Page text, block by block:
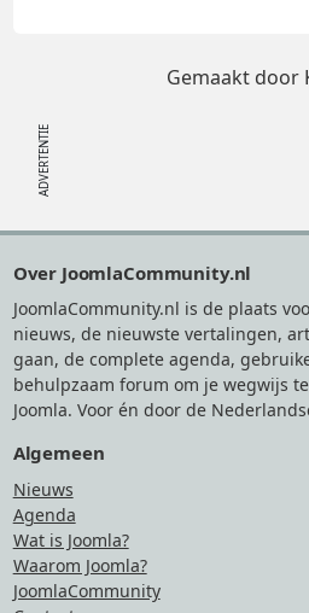
Gemaakt door
Over JoomlaCommunity.nl
JoomlaCommunity.nl is de plaats
nieuws, de nieuwste vertalingen,
gaan, de complete agenda,
behulpzaam forum om je wegwijs
Joomla. Voor én door de
Algemeen
Nieuws
Agenda
Wat is Joomla?
Waarom Joomla?
JoomlaCommunity